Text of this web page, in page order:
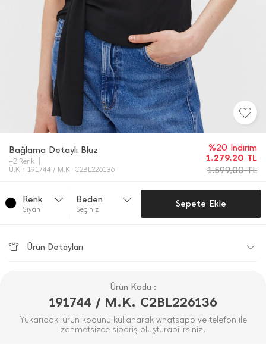
Bağlama Detaylı Bluz
+2 Renk
Ü.K : 191744 / M.K. C2BL226136
%20 İndirim
1.279,20 TL
1.599,00TL
Renk
Si̇yah
Beden
Seçiniz
Sepete Ekle
Ürün Detayları
Ürün Kodu :
191744 / M.K. C2BL226136
Yukarıdaki ürün kodunu kullanarak whatsapp ve telefon ile
zahmetsizce sipariş oluşturabilirsiniz.